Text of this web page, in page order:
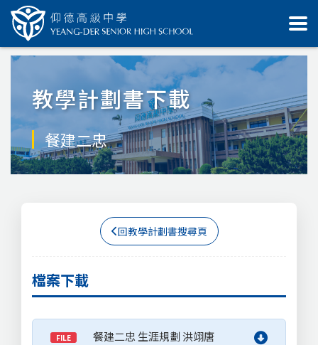
教學計劃書下載
餐建二忠
回教學計劃書搜尋頁
檔案下載
FILE 餐建二忠 生涯規劃 洪翊唐